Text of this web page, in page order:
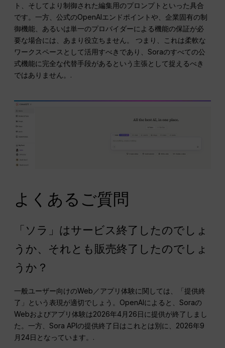
ト、そしてより制御された編集用のプロンプトといった具合
です。一方、公式のOpenAIエンドポイントや、企業固有の制
御機能、あるいは単一のプロバイダーによる機能の保証が必
要な場合には、あまり役立ちません。 つまり、これは柔軟な
ワークスペースとして活用すべきであり、Soraのすべての公
式機能に完全な代替手段があるという主張として捉えるべき
ではありません。.
よくあるご質問
「ソラ」はサービス終了したのでしょ
うか、それとも販売終了したのでしょ
うか？
一般ユーザー向けのWeb／アプリ体験に関しては、「提供終
了」という表現が適切でしょう。OpenAIによると、Soraの
Webおよびアプリ体験は2026年4月26日に提供が終了しまし
た。一方、Sora APIの提供終了日はこれとは別に、2026年9
月24日となっています。.